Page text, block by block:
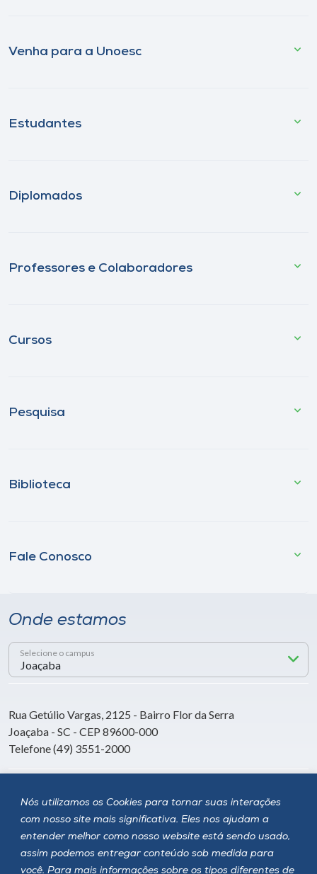
Nós utilizamos os Cookies para tornar suas interações
com nosso site mais significativa. Eles nos ajudam a
entender melhor como nosso website está sendo usado,
assim podemos entregar conteúdo sob medida para
você. Para mais informações sobre os tipos diferentes de
Venha para a Unoesc
Estudantes
Diplomados
Professores e Colaboradores
Cursos
Pesquisa
Biblioteca
Fale Conosco
Onde estamos
Selecione o campus
Rua Getúlio Vargas, 2125 - Bairro Flor da Serra
Joaçaba - SC - CEP 89600-000
Telefone (49) 3551-2000
Siga a Unoesc